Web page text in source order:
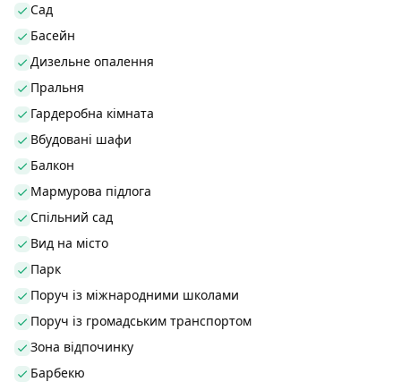
Сад
Басейн
Дизельне опалення
Пральня
Гардеробна кімната
Вбудовані шафи
Балкон
Мармурова підлога
Спільний сад
Вид на місто
Парк
Поруч із міжнародними школами
Поруч із громадським транспортом
Зона відпочинку
Барбекю